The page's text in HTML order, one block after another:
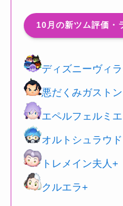
10月の新ツム評価・
ディズニーヴィ
悪だくみガストン
エペルフェルミエ
オルトシュラウド
トレメイン夫人+
クルエラ+